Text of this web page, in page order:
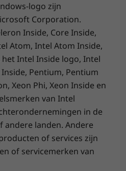
8 is ontworpen om je
werken. Deze laptop
touchpad, maar ook
en veilige
via de
je snel aan de slag kunt.
van een fysiek
je de webcam kunt
Boost zorgt ervoor dat
opladen twee uur lang
En met twee USB-C-
gegevens overdragen
voorzien.
logo zijn
Corporation.
Inside, Core Inside,
Atom, Intel Atom Inside,
Intel Inside logo, Intel
Pentium, Pentium
Xeon Phi, Xeon Inside en
van Intel
in de
andere landen. Andere
of services zijn
of servicemerken van